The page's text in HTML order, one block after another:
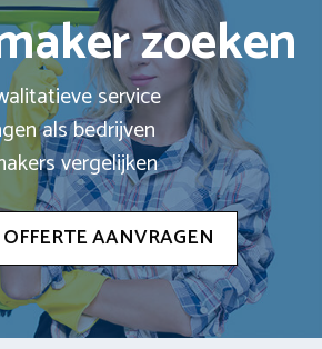
zoeken
service
als bedrijven
vergelijken
AANVRAGEN